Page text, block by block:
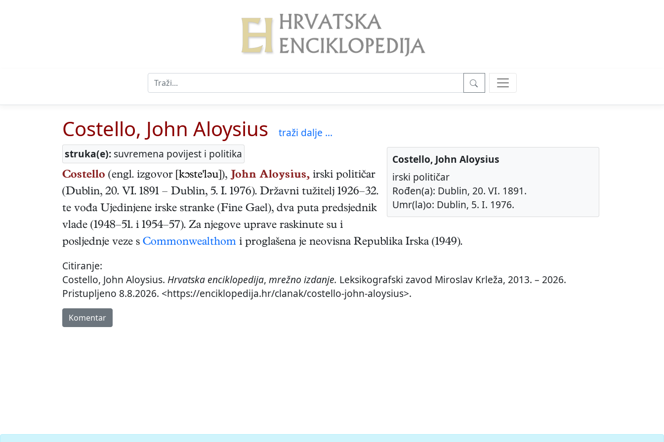
Costello, John Aloysius
traži dalje ...
struka(e): suvremena povijest i politika
Costello, John Aloysius
irski političar
Rođen(a): Dublin, 20. VI. 1891.
Umr(la)o: Dublin, 5. I. 1976.
Costello (engl. izgovor [kɔste'ləu] ), John Aloysius, irski političar
(Dublin, 20. VI. 1891 – Dublin, 5. I. 1976). Državni tužitelj 1926–32.
te vođa Ujedinjene irske stranke (Fine Gael), dva puta predsjednik
vlade (1948–51. i 1954–57). Za njegove uprave raskinute su i
posljednje veze s Commonwealthom i proglašena je neovisna Republika Irska (1949).
Citiranje:
Costello, John Aloysius. Hrvatska enciklopedija, mrežno izdanje. Leksikografski zavod Miroslav Krleža, 2013. – 2026.
Pristupljeno 8.8.2026. <https://enciklopedija.hr/clanak/costello-john-aloysius>.
Komentar